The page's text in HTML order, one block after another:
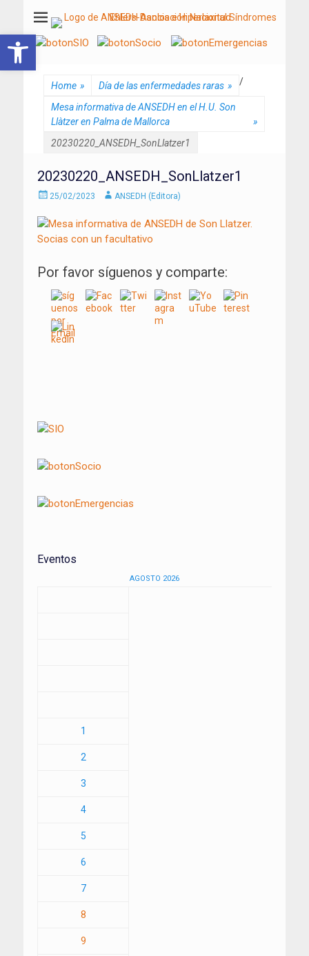
ANSEDH
Asociación Nacional del Síndrome de Ehlers-Danlos e Hiperlaxitud
Home » Día de las enfermedades raras » /
Mesa informativa de ANSEDH en el H.U. Son
Llàtzer en Palma de Mallorca
»
20230220_ANSEDH_SonLlatzer1
20230220_ANSEDH_SonLlatzer1
Enviado
25/02/2023 AutorANSEDH (Editora)
Por favor síguenos y comparte:
entradas
Eventos
AGOSTO 2026
1
2
3
4
5
6
7
8
9
Abrir barra de herramientas